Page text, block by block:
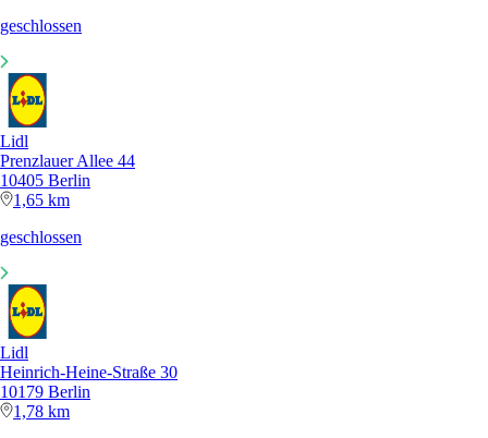
geschlossen
Lidl
Prenzlauer Allee 44
10405 Berlin
1,65 km
geschlossen
Lidl
Heinrich-Heine-Straße 30
10179 Berlin
1,78 km